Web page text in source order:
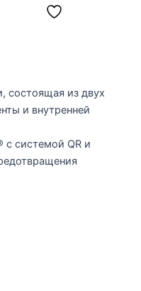
состоящая из двух
и внутренней
с системой QR и